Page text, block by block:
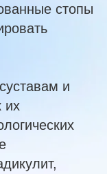
стопы
и
их